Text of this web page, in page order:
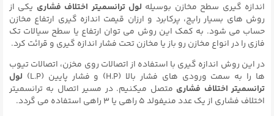
اندازه گیری سطح مخازن بوسیله لول ترانسمیتر اختلاف فشاری یکی از
روش های بسیار رایج، پرکابرد و ارزان قیمت اندازه گیری ارتفاع مخازن
حساب می شود. به کمک این روش می توان ارتفاع یا سطح سیالات تک
فازی را در انواع مخازن رو باز یا مخازن تحت فشار اندازه گیری و قرائت کرد.
در این روش اندازه گیری با استفاده از اتصالات روی مخزن، اتصالات تیوب
ها را به سمت ورودی های فشار بالا (H.P) و فشار پایین (L.P)
لول
ترانسمیتر اختلاف فشاری متصل میکنیم. در مسیر اتصال به ترانسمیتر
اختلاف فشاری از یک عدد منیفولد ۵ راهی یا ۳ راهی استفاده می گردد.